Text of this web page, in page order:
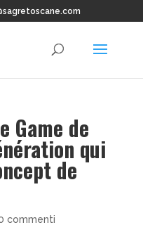
Game de
qui
de
commenti